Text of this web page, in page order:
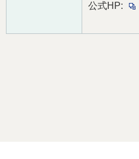
公式HP: